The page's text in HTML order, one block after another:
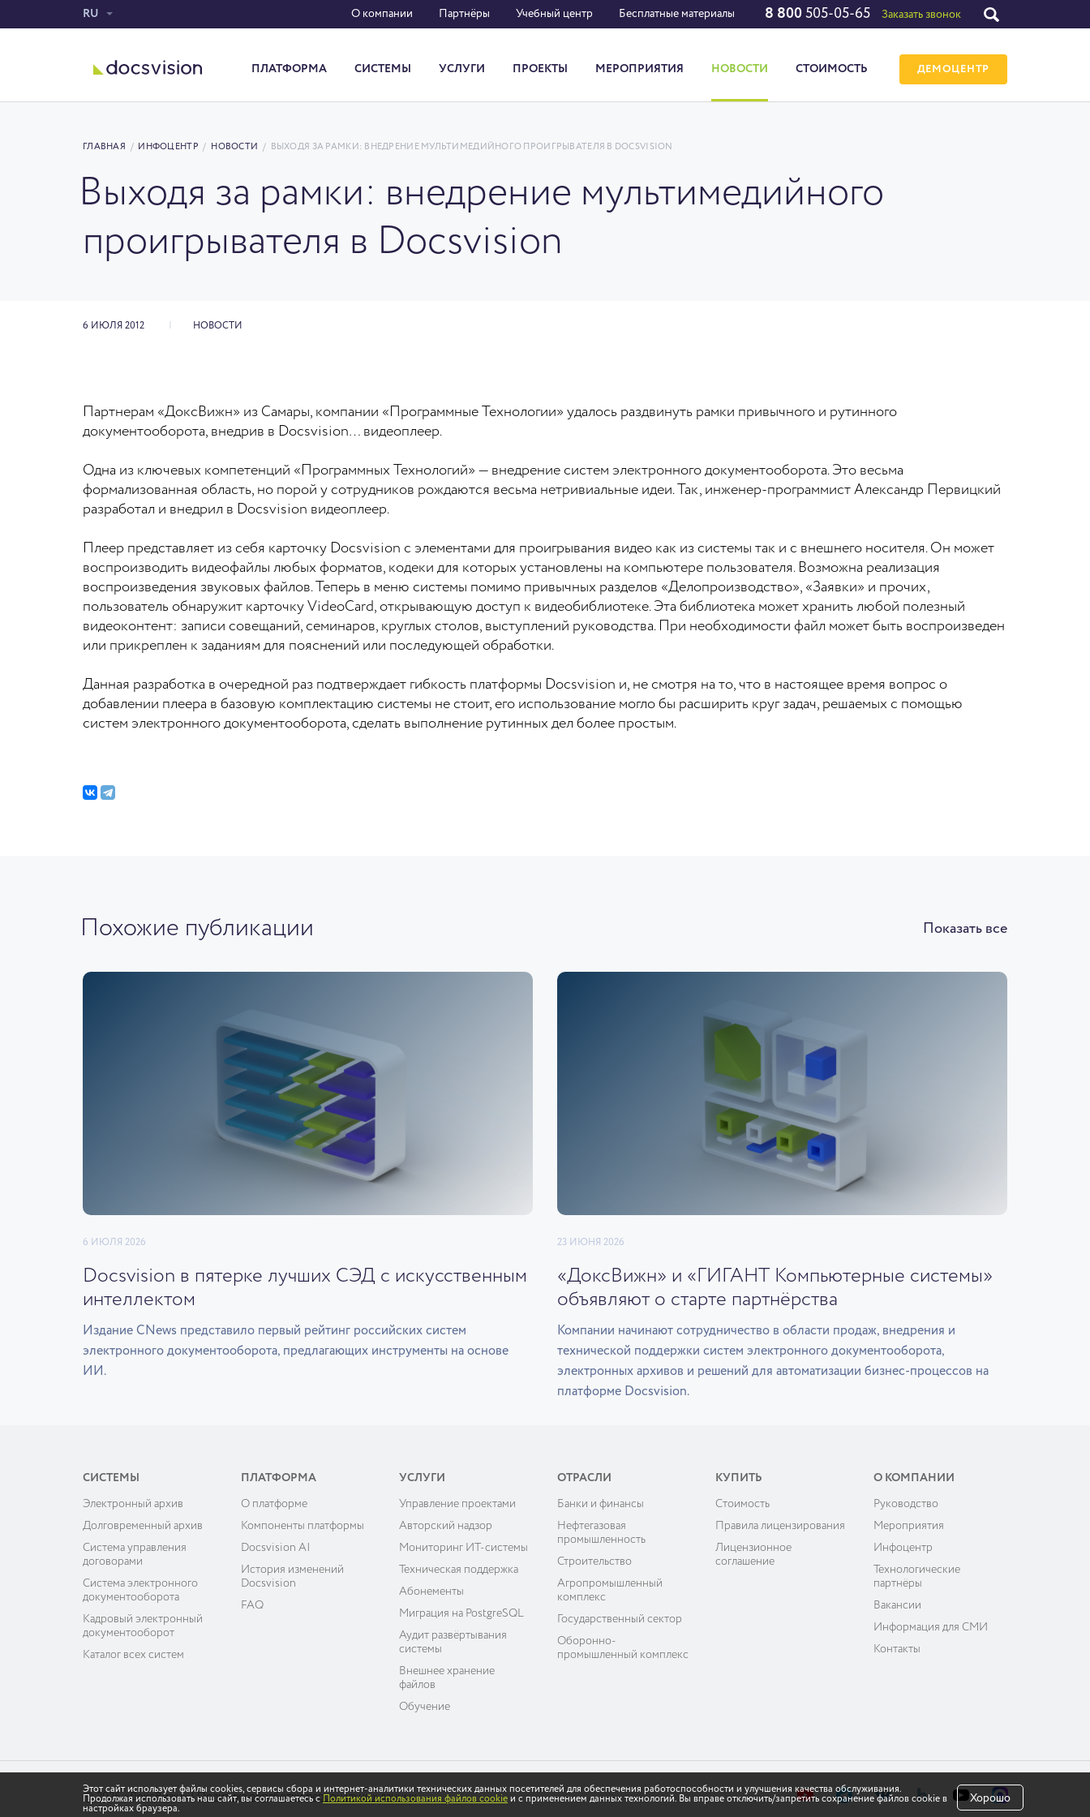
RU О компании Партнёры Учебный центр Бесплатные материалы 8 800 505-05-65 Заказать звонок
ПЛАТФОРМА СИСТЕМЫ УСЛУГИ ПРОЕКТЫ МЕРОПРИЯТИЯ НОВОСТИ СТОИМОСТЬ ДЕМОЦЕНТР
ГЛАВНАЯ / ИНФОЦЕНТР / НОВОСТИ / ВЫХОДЯ ЗА РАМКИ: ВНЕДРЕНИЕ МУЛЬТИМЕДИЙНОГО ПРОИГРЫВАТЕЛЯ В DOCSVISION
Выходя за рамки: внедрение мультимедийного
проигрывателя в Docsvision
6 ИЮЛЯ 2012 НОВОСТИ
Партнерам «ДоксВижн» из Самары, компании «Программные Технологии» удалось раздвинуть рамки привычного и рутинного
документооборота, внедрив в Docsvision… видеоплеер.
Одна из ключевых компетенций «Программных Технологий» — внедрение систем электронного документооборота. Это весьма
формализованная область, но порой у сотрудников рождаются весьма нетривиальные идеи. Так, инженер-программист Александр Первицкий
разработал и внедрил в Docsvision видеоплеер.
Плеер представляет из себя карточку Docsvision с элементами для проигрывания видео как из системы так и с внешнего носителя. Он может
воспроизводить видеофайлы любых форматов, кодеки для которых установлены на компьютере пользователя. Возможна реализация
воспроизведения звуковых файлов. Теперь в меню системы помимо привычных разделов «Делопроизводство», «Заявки» и прочих,
пользователь обнаружит карточку VideoCard, открывающую доступ к видеобиблиотеке. Эта библиотека может хранить любой полезный
видеоконтент: записи совещаний, семинаров, круглых столов, выступлений руководства. При необходимости файл может быть воспроизведен
или прикреплен к заданиям для пояснений или последующей обработки.
Данная разработка в очередной раз подтверждает гибкость платформы Docsvision и, не смотря на то, что в настоящее время вопрос о
добавлении плеера в базовую комплектацию системы не стоит, его использование могло бы расширить круг задач, решаемых с помощью
систем электронного документооборота, сделать выполнение рутинных дел более простым.
Похожие публикации Показать все
6 ИЮЛЯ 2026
Docsvision в пятерке лучших СЭД с искусственным
интеллектом
Издание CNews представило первый рейтинг российских систем
электронного документооборота, предлагающих инструменты на основе
ИИ.
23 ИЮНЯ 2026
«ДоксВижн» и «ГИГАНТ Компьютерные системы»
объявляют о старте партнёрства
Компании начинают сотрудничество в области продаж, внедрения и
технической поддержки систем электронного документооборота,
электронных архивов и решений для автоматизации бизнес-процессов на
платформе Docsvision.
СИСТЕМЫ
Электронный архив
Долговременный архив
Система управления
договорами
Система электронного
документооборота
Кадровый электронный
документооборот
Каталог всех систем
ПЛАТФОРМА
О платформе
Компоненты платформы
Docsvision AI
История изменений
Docsvision
FAQ
УСЛУГИ
Управление проектами
Авторский надзор
Мониторинг ИТ-системы
Техническая поддержка
Абонементы
Миграция на PostgreSQL
Аудит развёртывания
системы
Внешнее хранение
файлов
Обучение
ОТРАСЛИ
Банки и финансы
Нефтегазовая
промышленность
Строительство
Агропромышленный
комплекс
Государственный сектор
Оборонно-
промышленный комплекс
КУПИТЬ
Cтоимость
Правила лицензирования
Лицензионное
соглашение
О КОМПАНИИ
Руководство
Мероприятия
Инфоцентр
Технологические
партнёры
Вакансии
Информация для СМИ
Контакты
© 2026 «ДоксВижн»| Политика обработки персональных данных
Этот сайт использует файлы cookies, сервисы сбора и интернет-аналитики технических данных посетителей для обеспечения работоспособности и улучшения качества обслуживания.
Продолжая использовать наш сайт, вы соглашаетесь сПолитикой использования файлов cookie и с применением данных технологий. Вы вправе отключить/запретить сохранение файлов cookie в
настройках браузера.
Хорошо